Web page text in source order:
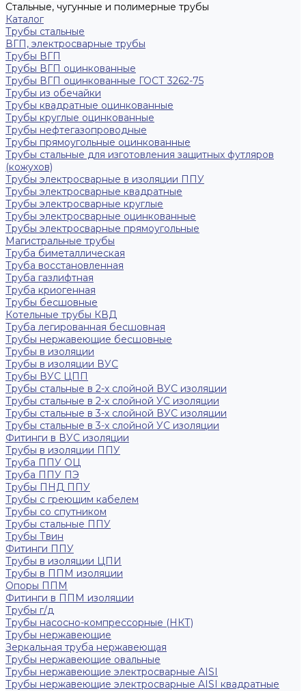
Стальные, чугунные и полимерные трубы
Каталог
Трубы стальные
ВГП, электросварные трубы
Трубы ВГП
Трубы ВГП оцинкованные
Трубы ВГП оцинкованные ГОСТ 3262-75
Трубы из обечайки
Трубы квадратные оцинкованные
Трубы круглые оцинкованные
Трубы нефтегазопроводные
Трубы прямоугольные оцинкованные
Трубы стальные для изготовления защитных футляров
(кожухов)
Трубы электросварные в изоляции ППУ
Трубы электросварные квадратные
Трубы электросварные круглые
Трубы электросварные оцинкованные
Трубы электросварные прямоугольные
Магистральные трубы
Труба биметаллическая
Труба восстановленная
Труба газлифтная
Труба криогенная
Трубы бесшовные
Котельные трубы КВД
Труба легированная бесшовная
Трубы нержавеющие бесшовные
Трубы в изоляции
Трубы в изоляции ВУС
Трубы ВУС ЦПП
Трубы стальные в 2-х слойной ВУС изоляции
Трубы стальные в 2-х слойной УС изоляции
Трубы стальные в 3-х слойной ВУС изоляции
Трубы стальные в 3-х слойной УС изоляции
Фитинги в ВУС изоляции
Трубы в изоляции ППУ
Труба ППУ ОЦ
Труба ППУ ПЭ
Трубы ПНД ППУ
Трубы с греющим кабелем
Трубы со спутником
Трубы стальные ППУ
Трубы Твин
Фитинги ППУ
Трубы в изоляции ЦПИ
Трубы в ППМ изоляции
Опоры ППМ
Фитинги в ППМ изоляции
Трубы г/д
Трубы насосно-компрессорные (НКТ)
Трубы нержавеющие
Зеркальная труба нержавеющая
Трубы нержавеющие овальные
Трубы нержавеющие электросварные AISI
Трубы нержавеющие электросварные AISI квадратные